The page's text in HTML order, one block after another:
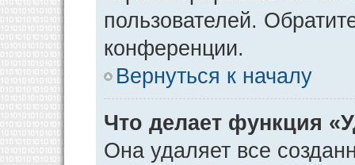
пользователей.
конференции.
Вернуться к началу
Что делает функция
Она удаляет все